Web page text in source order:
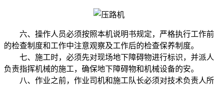
六、操作人员必须按照本机说明书规定，严格执行工作前
的检查制度和工作中注意观察及工作后的检查保养制度。
七、施工时，必须先对现场地下障碍物进行标识，并派人
负责指挥机械的施工，确保地下障碍物和机械设备的安。
八、作业之前，作业司机和施工队长必须对技术负责人所